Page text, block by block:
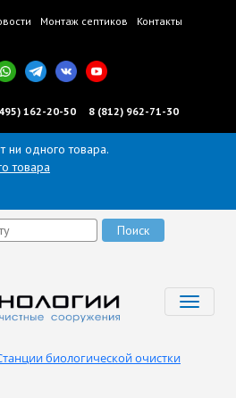
Монтаж септиков
Контакты
162-20-50 8 (812) 962-71-30
ни одного товара.
товара
биологической очистки